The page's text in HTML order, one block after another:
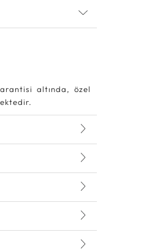
altında, özel